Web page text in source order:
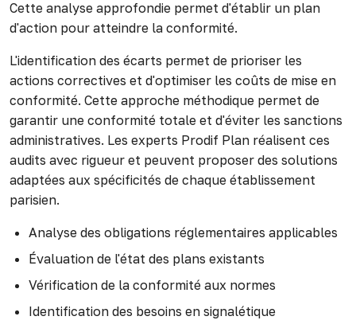
Cette analyse approfondie permet d'établir un plan
d'action pour atteindre la conformité.
L'identification des écarts permet de prioriser les
actions correctives et d'optimiser les coûts de mise en
conformité. Cette approche méthodique permet de
garantir une conformité totale et d'éviter les sanctions
administratives. Les experts Prodif Plan réalisent ces
audits avec rigueur et peuvent proposer des solutions
adaptées aux spécificités de chaque établissement
parisien.
Analyse des obligations réglementaires applicables
Évaluation de l'état des plans existants
Vérification de la conformité aux normes
Identification des besoins en signalétique